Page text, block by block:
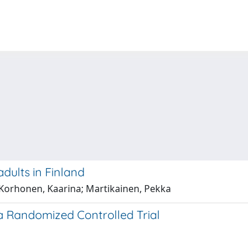
in Finland
Kaarina; Martikainen, Pekka
Controlled Trial